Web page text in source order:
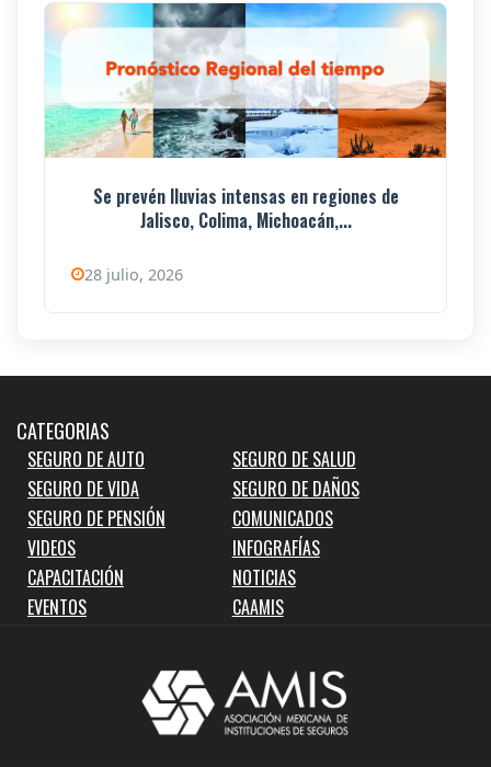
Se prevén lluvias intensas en regiones de
Jalisco, Colima, Michoacán,...
28 julio, 2026
CATEGORIAS
SEGURO DE AUTO
SEGURO DE SALUD
SEGURO DE VIDA
SEGURO DE DAÑOS
SEGURO DE PENSIÓN
COMUNICADOS
VIDEOS
INFOGRAFÍAS
CAPACITACIÓN
NOTICIAS
EVENTOS
CAAMIS